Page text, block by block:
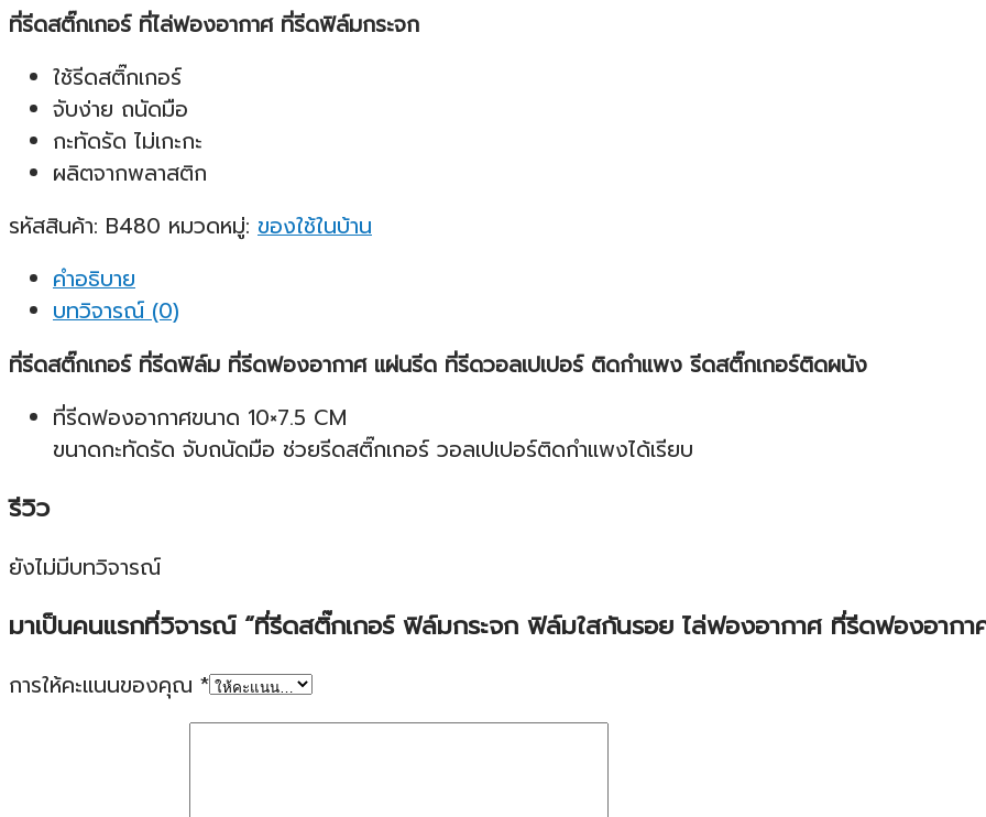
ที่รีดสติ๊กเกอร์ ที่ไล่ฟองอากาศ ที่รีดฟิล์มกระจก
ใช้รีดสติ๊กเกอร์
จับง่าย ถนัดมือ
กะทัดรัด ไม่เกะกะ
ผลิตจากพลาสติก
รหัสสินค้า: B480 หมวดหมู่: ของใช้ในบ้าน
คำอธิบาย
บทวิจารณ์ (0)
ที่รีดสติ๊กเกอร์ ที่รีดฟิล์ม ที่รีดฟองอากาศ แผ่นรีด ที่รีดวอลเปเปอร์ ติดกำแพง รีดสติ๊กเกอร์ติดผนัง
ที่รีดฟองอากาศขนาด 10×7.5 CM
ขนาดกะทัดรัด จับถนัดมือ ช่วยรีดสติ๊กเกอร์ วอลเปเปอร์ติดกำแพงได้เรียบ
รีวิว
ยังไม่มีบทวิจารณ์
มาเป็นคนแรกที่วิจารณ์ “ที่รีดสติ๊กเกอร์ ฟิล์มกระจก ฟิล์มใสกันรอย ไล่ฟองอากาศ ที่รีดฟองอากา
การให้คะแนนของคุณ *